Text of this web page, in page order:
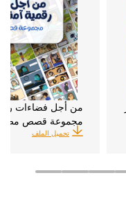
من أجل فضاءات
مجموعة قصص
تحميل الملف